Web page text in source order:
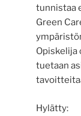
tunnistaa
Green
Opiskelija
tuetaan
Hylätty: